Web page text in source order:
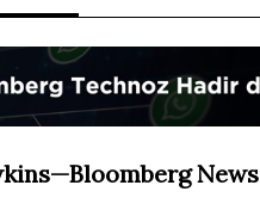
News